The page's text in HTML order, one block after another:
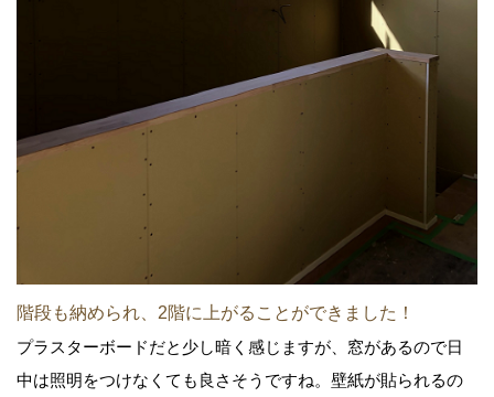
階段も納められ、2階に上がることができました！
プラスターボードだと少し暗く感じますが、窓があるので日
中は照明をつけなくても良さそうですね。壁紙が貼られるの